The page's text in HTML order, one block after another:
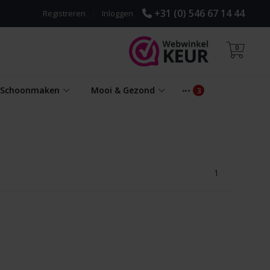
+31 (0) 546 67 14 44
Inloggen
Registreren
0
Mooi & Gezond
1